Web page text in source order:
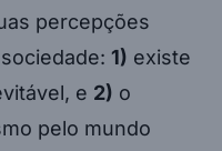
percepções
1) existe
e 2) o
pelo mundo